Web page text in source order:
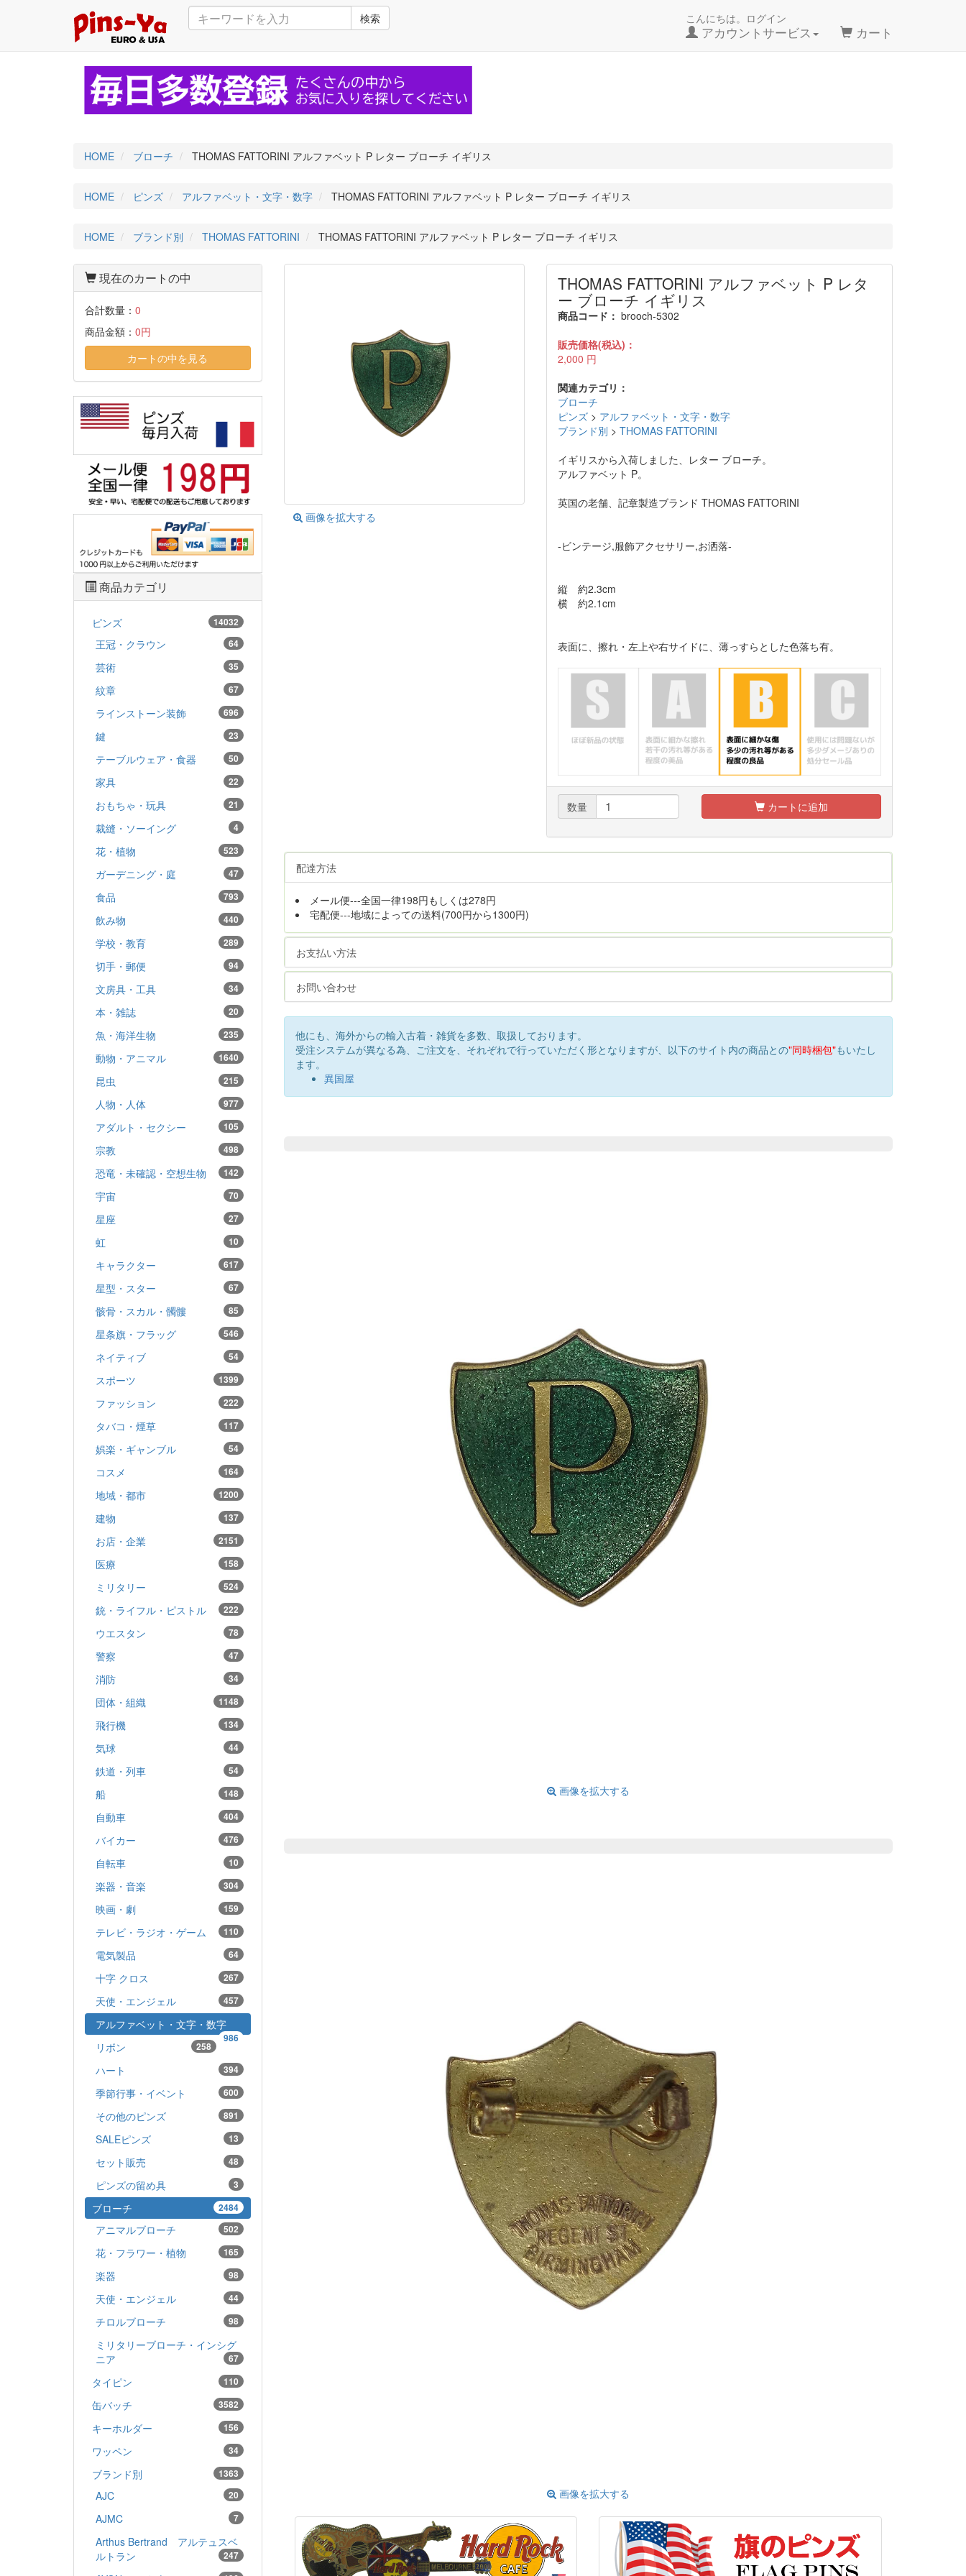
検索 こんにちは。ログイン
アカウントサービス カート
HOME ブローチ THOMAS FATTORINI アルファベット P レター ブローチ イギリス
HOME ピンズ アルファベット・文字・数字 THOMAS FATTORINI アルファベット P レター ブローチ イギリス
HOME ブランド別 THOMAS FATTORINI THOMAS FATTORINI アルファベット P レター ブローチ イギリス
画像を拡大する
THOMAS FATTORINI アルファベット P レタ
ー ブローチ イギリス
商品コード： brooch-5302
販売価格(税込)：
2,000 円
関連カテゴリ：
ブローチ
ピンズ > アルファベット・文字・数字
ブランド別 >THOMAS FATTORINI
イギリスから入荷しました、レター ブローチ。
アルファベット P。
英国の老舗、記章製造ブランド THOMAS FATTORINI
-ビンテージ,服飾アクセサリー,お洒落-
縦 約2.3cm
横 約2.1cm
表面に、擦れ・左上や右サイドに、薄っすらとした色落ち有。
数量 カートに追加
配達方法
メール便---全国一律198円もしくは278円
宅配便---地域によっての送料(700円から1300円)
お支払い方法
お問い合わせ
他にも、海外からの輸入古着・雑貨を多数、取扱しております。
受注システムが異なる為、ご注文を、それぞれで行っていただく形となりますが、以下のサイト内の商品との"同時梱包"もいたし
ます。
異国屋
画像を拡大する
画像を拡大する
現在のカートの中
合計数量： 0
商品金額： 0円
カートの中を見る
商品カテゴリ
ピンズ 14032
王冠・クラウン 64
芸術 35
紋章 67
ラインストーン装飾 696
鍵 23
テーブルウェア・食器 50
家具 22
おもちゃ・玩具 21
裁縫・ソーイング 4
花・植物 523
ガーデニング・庭 47
食品 793
飲み物 440
学校・教育 289
切手・郵便 94
文房具・工具 34
本・雑誌 20
魚・海洋生物 235
動物・アニマル 1640
昆虫 215
人物・人体 977
アダルト・セクシー 105
宗教 498
恐竜・未確認・空想生物 142
宇宙 70
星座 27
虹 10
キャラクター 617
星型・スター 67
骸骨・スカル・髑髏 85
星条旗・フラッグ 546
ネイティブ 54
スポーツ 1399
ファッション 222
タバコ・煙草 117
娯楽・ギャンブル 54
コスメ 164
地域・都市 1200
建物 137
お店・企業 2151
医療 158
ミリタリー 524
銃・ライフル・ピストル 222
ウエスタン 78
警察 47
消防 34
団体・組織 1148
飛行機 134
気球 44
鉄道・列車 54
船 148
自動車 404
バイカー 476
自転車 10
楽器・音楽 304
映画・劇 159
テレビ・ラジオ・ゲーム 110
電気製品 64
十字 クロス 267
天使・エンジェル 457
アルファベット・文字・数字
986
リボン 258
ハート 394
季節行事・イベント 600
その他のピンズ 891
SALEピンズ 13
セット販売 48
ピンズの留め具 3
ブローチ 2484
アニマルブローチ 502
花・フラワー・植物 165
楽器 98
天使・エンジェル 44
チロルブローチ 98
ミリタリーブローチ・インシグ
ニア
67
タイピン 110
缶バッチ 3582
キーホルダー 156
ワッペン 34
ブランド別 1363
AJC 20
AJMC 7
Arthus Bertrand アルテュスベ
ルトラン
247